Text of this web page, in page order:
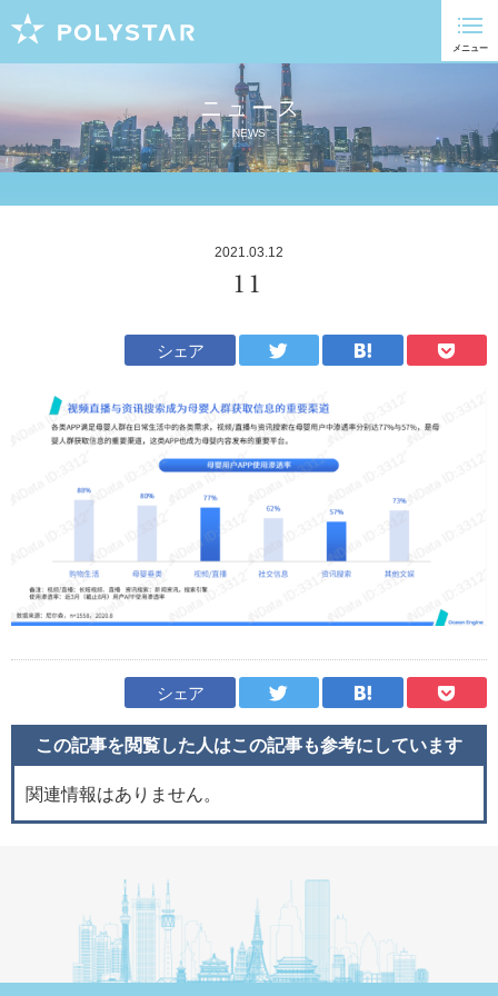
ニュース
NEWS
2021.03.12
11
シェア
シェア
この記事を閲覧した人はこの記事も参考にしています
関連情報はありません。